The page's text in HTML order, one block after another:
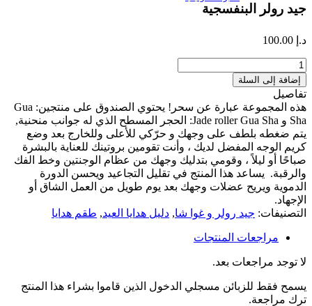
جيد رولر البنفسجية
د.إ
كمية
جيد
رولر
البنفسجية
إضافة إلى السلة
تفاصيل
هذه المجموعة عبارة عن سحر! يحتوي الصندوق على منتجين: Gua
Sha و Jade roller Gua Sha: الحجر المسطح الذي له جوانب منحنية,
يتم ضغطه بلطف على وجهك و حرّكي للأعلى وللخارج بعد وضع
كريم الوجه المفضل لديك ، وأنت تقومين بروتينك للعناية بالبشرة
صباحًا أو ليلاً ، وقومي بتدليك وجهك من عظام الوجنتين وخط الفك
والرقبة. يساعد هذا المنتج في تقليل التجاعيد ويحسن الدورة
الدموية ويريح عضلات وجهك بعد يوم طويل من العمل الشاق أو
الإجهاد.
التصنيفات: جيد رولر و غوا شا, دليل هدايا العيد, طقم هدايا
مراجعات المنتجات
لا توجد مراجعات بعد.
يسمح فقط للزبائن مسجلي الدخول الذين قاموا بشراء هذا المنتج
ترك مراجعة.